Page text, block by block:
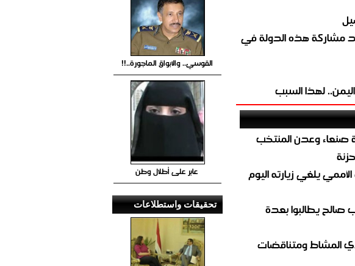
مشاركة هذه الدولة في
لهذا السبب
صنعاء وعدن المنتخب
يلغي زيارته اليوم
يطالبوا بعدة
المشاط ومتناقضات
القوسي.. والابواق الماجورة..!!
عابر على أطلال وطن
تحقيقات واستطلاعات